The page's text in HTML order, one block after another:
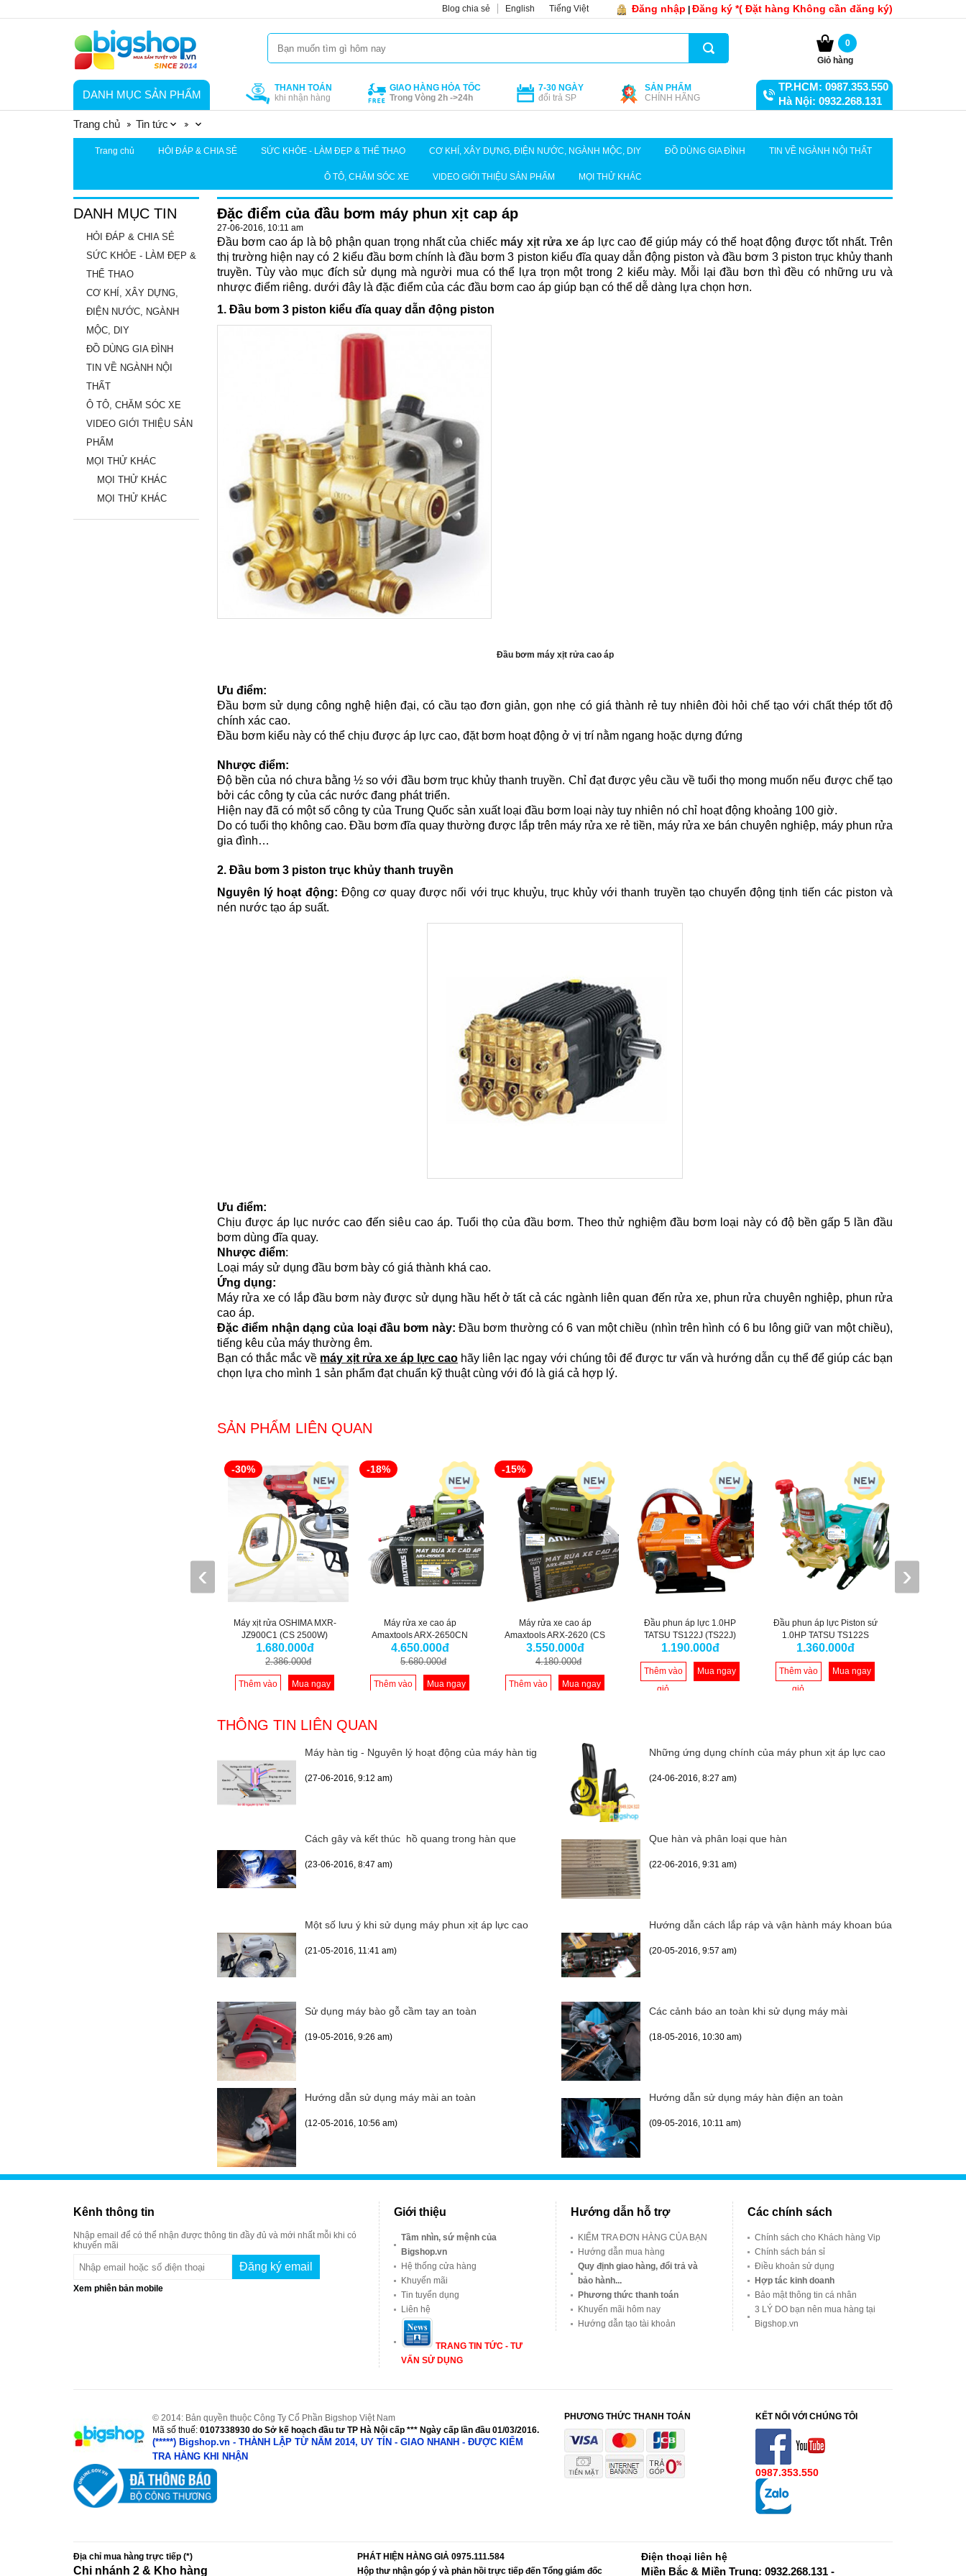
Đăng nhập Đăng ký *( Đặt hàng Không cần đăng ký)
Blog chia sẻ English Tiếng Việt
0
Giỏ hàng
DANH MỤC SẢN PHẨM
THANH TOÁN
khi nhận hàng
GIAO HÀNG HỎA TỐC
Trong Vòng 2h ->24h
7-30 NGÀY
đổi trả SP
SẢN PHẨM
CHÍNH HÃNG
TP.HCM: 0987.353.550
Hà Nội: 0932.268.131
Trang chủ
Tin tức
Trang chủ HỎI ĐÁP & CHIA SẺ SỨC KHỎE - LÀM ĐẸP & THỂ THAO CƠ KHÍ, XÂY DỰNG, ĐIỆN NƯỚC, NGÀNH MỘC, DIY ĐỒ DÙNG GIA ĐÌNH TIN VỀ NGÀNH NỘI THẤT
Ô TÔ, CHĂM SÓC XE VIDEO GIỚI THIỆU SẢN PHẨM MỌI THỬ KHÁC
DANH MỤC TIN
HỎI ĐÁP & CHIA SẺ
SỨC KHỎE - LÀM ĐẸP &
THỂ THAO
CƠ KHÍ, XÂY DỰNG,
ĐIỆN NƯỚC, NGÀNH
MỘC, DIY
ĐỒ DÙNG GIA ĐÌNH
TIN VỀ NGÀNH NỘI
THẤT
Ô TÔ, CHĂM SÓC XE
VIDEO GIỚI THIỆU SẢN
PHẨM
MỌI THỬ KHÁC
MỌI THỬ KHÁC
MỌI THỬ KHÁC
Đặc điểm của đầu bơm máy phun xịt cap áp
27-06-2016, 10:11 am
Đầu bơm cao áp là bộ phận quan trọng nhất của chiếc máy xịt rửa xeáp lực cao để giúp máy có thể hoạt động được tốt nhất. Trên
thị trường hiện nay có 2 kiểu đầu bơm chính là đầu bơm 3 piston kiểu đĩa quay dẫn động piston và đầu bơm 3 piston trục khủy thanh
truyền. Tùy vào mục đích sử dụng mà người mua có thể lựa trọn một trong 2 kiểu mày. Mỗi lại đầu bơn thì đều có những ưu và
nhược điểm riêng. dưới đây là đặc điểm của các đầu bơm cao áp giúp bạn có thể dễ dàng lựa chọn hơn.
1. Đầu bơm 3 piston kiểu đĩa quay dẫn động piston
Đầu bơm máy xịt rửa cao áp
Ưu điểm:
Đầu bơm sử dụng công nghệ hiện đại, có cầu tạo đơn giản, gọn nhẹ có giá thành rẻ tuy nhiên đòi hỏi chế tạo với chất thép tốt độ
chính xác cao.
Đầu bơm kiểu này có thể chịu được áp lực cao, đặt bơm hoạt động ở vị trí nằm ngang hoặc dựng đứng
Nhược điểm:
Độ bền của nó chưa bằng ½ so với đầu bơm trục khủy thanh truyền. Chỉ đạt được yêu cầu về tuổi thọ mong muốn nếu được chế tạo
bởi các công ty của các nước đang phát triển.
Hiện nay đã có một số công ty của Trung Quốc sản xuất loại đầu bơm loại này tuy nhiên nó chỉ hoạt động khoảng 100 giờ.
Do có tuổi thọ không cao. Đầu bơm đĩa quay thường được lắp trên máy rửa xe rẻ tiền, máy rửa xe bán chuyên nghiệp, máy phun rửa
gia đình…
2. Đầu bơm 3 piston trục khủy thanh truyền
Nguyên lý hoạt động: Động cơ quay được nối với trục khuỷu, trục khủy với thanh truyền tạo chuyển động tịnh tiến các piston và
nén nước tạo áp suất.
Ưu điểm:
Chịu được áp lục nước cao đến siêu cao áp. Tuổi thọ của đầu bơm. Theo thử nghiệm đầu bơm loại này có độ bền gấp 5 lần đầu
bơm dùng đĩa quay.
Nhược điểm:
Loại máy sử dụng đầu bơm bày có giá thành khá cao.
Ứng dụng:
Máy rửa xe có lắp đầu bơm này được sử dụng hầu hết ở tất cả các ngành liên quan đến rửa xe, phun rửa chuyên nghiệp, phun rửa
cao áp.
Đặc điểm nhận dạng của loại đầu bơm này: Đầu bơm thường có 6 van một chiều (nhìn trên hình có 6 bu lông giữ van một chiều),
tiếng kêu của máy thường êm.
Bạn có thắc mắc về máy xịt rửa xe áp lực cao hãy liên lạc ngay với chúng tôi để được tư vấn và hướng dẫn cụ thể để giúp các bạn
chọn lựa cho mình 1 sản phẩm đạt chuẩn kỹ thuật cùng với đó là giá cả hợp lý.
SẢN PHẨM LIÊN QUAN
Máy xịt rửa OSHIMA MXR-
JZ900C1 (CS 2500W)
1.680.000đ
2.386.000đ
-30%
Thêm vào
Mua ngay
Máy rửa xe cao áp
Amaxtools ARX-2650CN
(CS 2300W, áp lực 200bar)
4.650.000đ
5.680.000đ
-18%
Thêm vào
Mua ngay
Máy rửa xe cao áp
Amaxtools ARX-2620 (CS
2000W, áp lực 190bar)
3.550.000đ
4.180.000đ
-15%
Thêm vào
Mua ngay
Đầu phun áp lực 1.0HP
TATSU TS122J (TS22J)
1.190.000đ
Thêm vào
giỏ
Mua ngay
Đầu phun áp lực Piston sứ
1.0HP TATSU TS122S
(TS22S)
1.360.000đ
Thêm vào
giỏ
Mua ngay
THÔNG TIN LIÊN QUAN
Máy hàn tig - Nguyên lý hoạt động của máy hàn tig
(27-06-2016, 9:12 am)
Những ứng dụng chính của máy phun xịt áp lực cao
(24-06-2016, 8:27 am)
Cách gây và kết thúc hồ quang trong hàn que
(23-06-2016, 8:47 am)
Que hàn và phân loại que hàn
(22-06-2016, 9:31 am)
Một số lưu ý khi sử dụng máy phun xịt áp lực cao
(21-05-2016, 11:41 am)
Hướng dẫn cách lắp ráp và vận hành máy khoan búa
(20-05-2016, 9:57 am)
Sử dụng máy bào gỗ cầm tay an toàn
(19-05-2016, 9:26 am)
Các cảnh báo an toàn khi sử dụng máy mài
(18-05-2016, 10:30 am)
Hướng dẫn sử dụng máy mài an toàn
(12-05-2016, 10:56 am)
Hướng dẫn sử dụng máy hàn điện an toàn
(09-05-2016, 10:11 am)
Kênh thông tin
Nhập email để có thể nhận được thông tin đầy đủ và mới nhất mỗi khi có
khuyến mãi
Xem phiên bản mobile
Giới thiệu
Tầm nhìn, sứ mệnh của
Bigshop.vn
Hệ thống cửa hàng
Khuyến mãi
Tin tuyển dụng
Liên hệ
TRANG TIN TỨC - TƯ
VẤN SỬ DỤNG
Hướng dẫn hỗ trợ
KIỂM TRA ĐƠN HÀNG CỦA BẠN
Hướng dẫn mua hàng
Quy định giao hàng, đổi trả và
bảo hành...
Phương thức thanh toán
Khuyến mãi hôm nay
Hướng dẫn tạo tài khoản
Các chính sách
Chính sách cho Khách hàng Vip
Chính sách bán sỉ
Điều khoản sử dụng
Hợp tác kinh doanh
Bảo mật thông tin cá nhân
3 LÝ DO bạn nên mua hàng tại
Bigshop.vn
© 2014: Bản quyền thuộc Công Ty Cổ Phần Bigshop Việt Nam
Mã số thuế: 0107338930 do Sở kế hoạch đầu tư TP Hà Nội cấp *** Ngày cấp lần đầu 01/03/2016.
(*****) Bigshop.vn - THÀNH LẬP TỪ NĂM 2014, UY TÍN - GIAO NHANH - ĐƯỢC KIỂM
TRA HÀNG KHI NHẬN
KẾT NỐI VỚI CHÚNG TÔI
0987.353.550
PHƯƠNG THỨC THANH TOÁN
Địa chỉ mua hàng trực tiếp (*)
Chi nhánh 2 & Kho hàng
PHÁT HIỆN HÀNG GIẢ 0975.111.584
Hộp thư nhận góp ý và phản hồi trực tiếp đến Tổng giám đốc
Điện thoại liên hệ
Miền Bắc & Miền Trung: 0932.268.131 -